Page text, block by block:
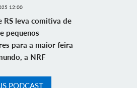
12:00
RS leva comitiva de
pequenos
para a maior feira
a NRF
PODCAST